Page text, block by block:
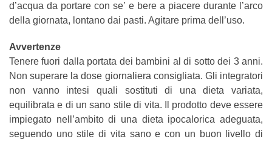
d’acqua da portare con se’ e bere a piacere durante l’arco
della giornata, lontano dai pasti. Agitare prima dell’uso.
Avvertenze
Tenere fuori dalla portata dei bambini al di sotto dei 3 anni.
Non superare la dose giornaliera consigliata. Gli integratori
non vanno intesi quali sostituti di una dieta variata,
equilibrata e di un sano stile di vita. Il prodotto deve essere
impiegato nell’ambito di una dieta ipocalorica adeguata,
seguendo uno stile di vita sano e con un buon livello di